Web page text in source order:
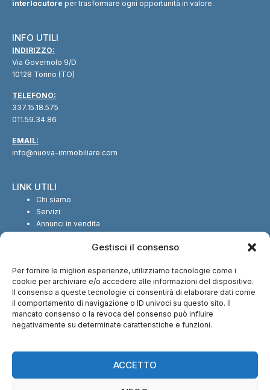
Gestisci il consenso
Per fornire le migliori esperienze, utilizziamo tecnologie come i
cookie per archiviare e/o accedere alle informazioni del dispositivo.
Il consenso a queste tecnologie ci consentirà di elaborare dati come
il comportamento di navigazione o ID univoci su questo sito. Il
mancato consenso o la revoca del consenso può influire
negativamente su determinate caratteristiche e funzioni.
ACCETTO
interlocutore per trasformare ogni opportunità in valore.
INFO UTILI
INDIRIZZO:
Via Governolo 9/D
10128 Torino (TO)
TELEFONO:
337.15.18.575
011.59.34.86
EMAIL:
info@nuova-immobiliare.com
LINK UTILI
Chi siamo
Servizi
Annunci in vendita
SEGUICI SUI SOCIAL
CI TROVI ANCHE SU: